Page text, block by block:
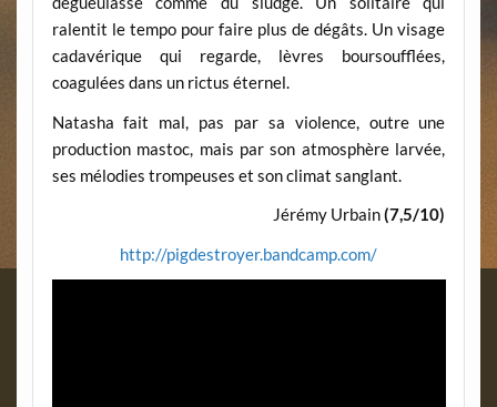
ralentit le tempo pour faire plus de dégâts. Un visage
cadavérique qui regarde, lèvres boursoufflées,
coagulées dans un rictus éternel.
Natasha fait mal, pas par sa violence, outre une
production mastoc, mais par son atmosphère larvée,
ses mélodies trompeuses et son climat sanglant.
Jérémy Urbain(7,5/10)
http://pigdestroyer.bandcamp.com/